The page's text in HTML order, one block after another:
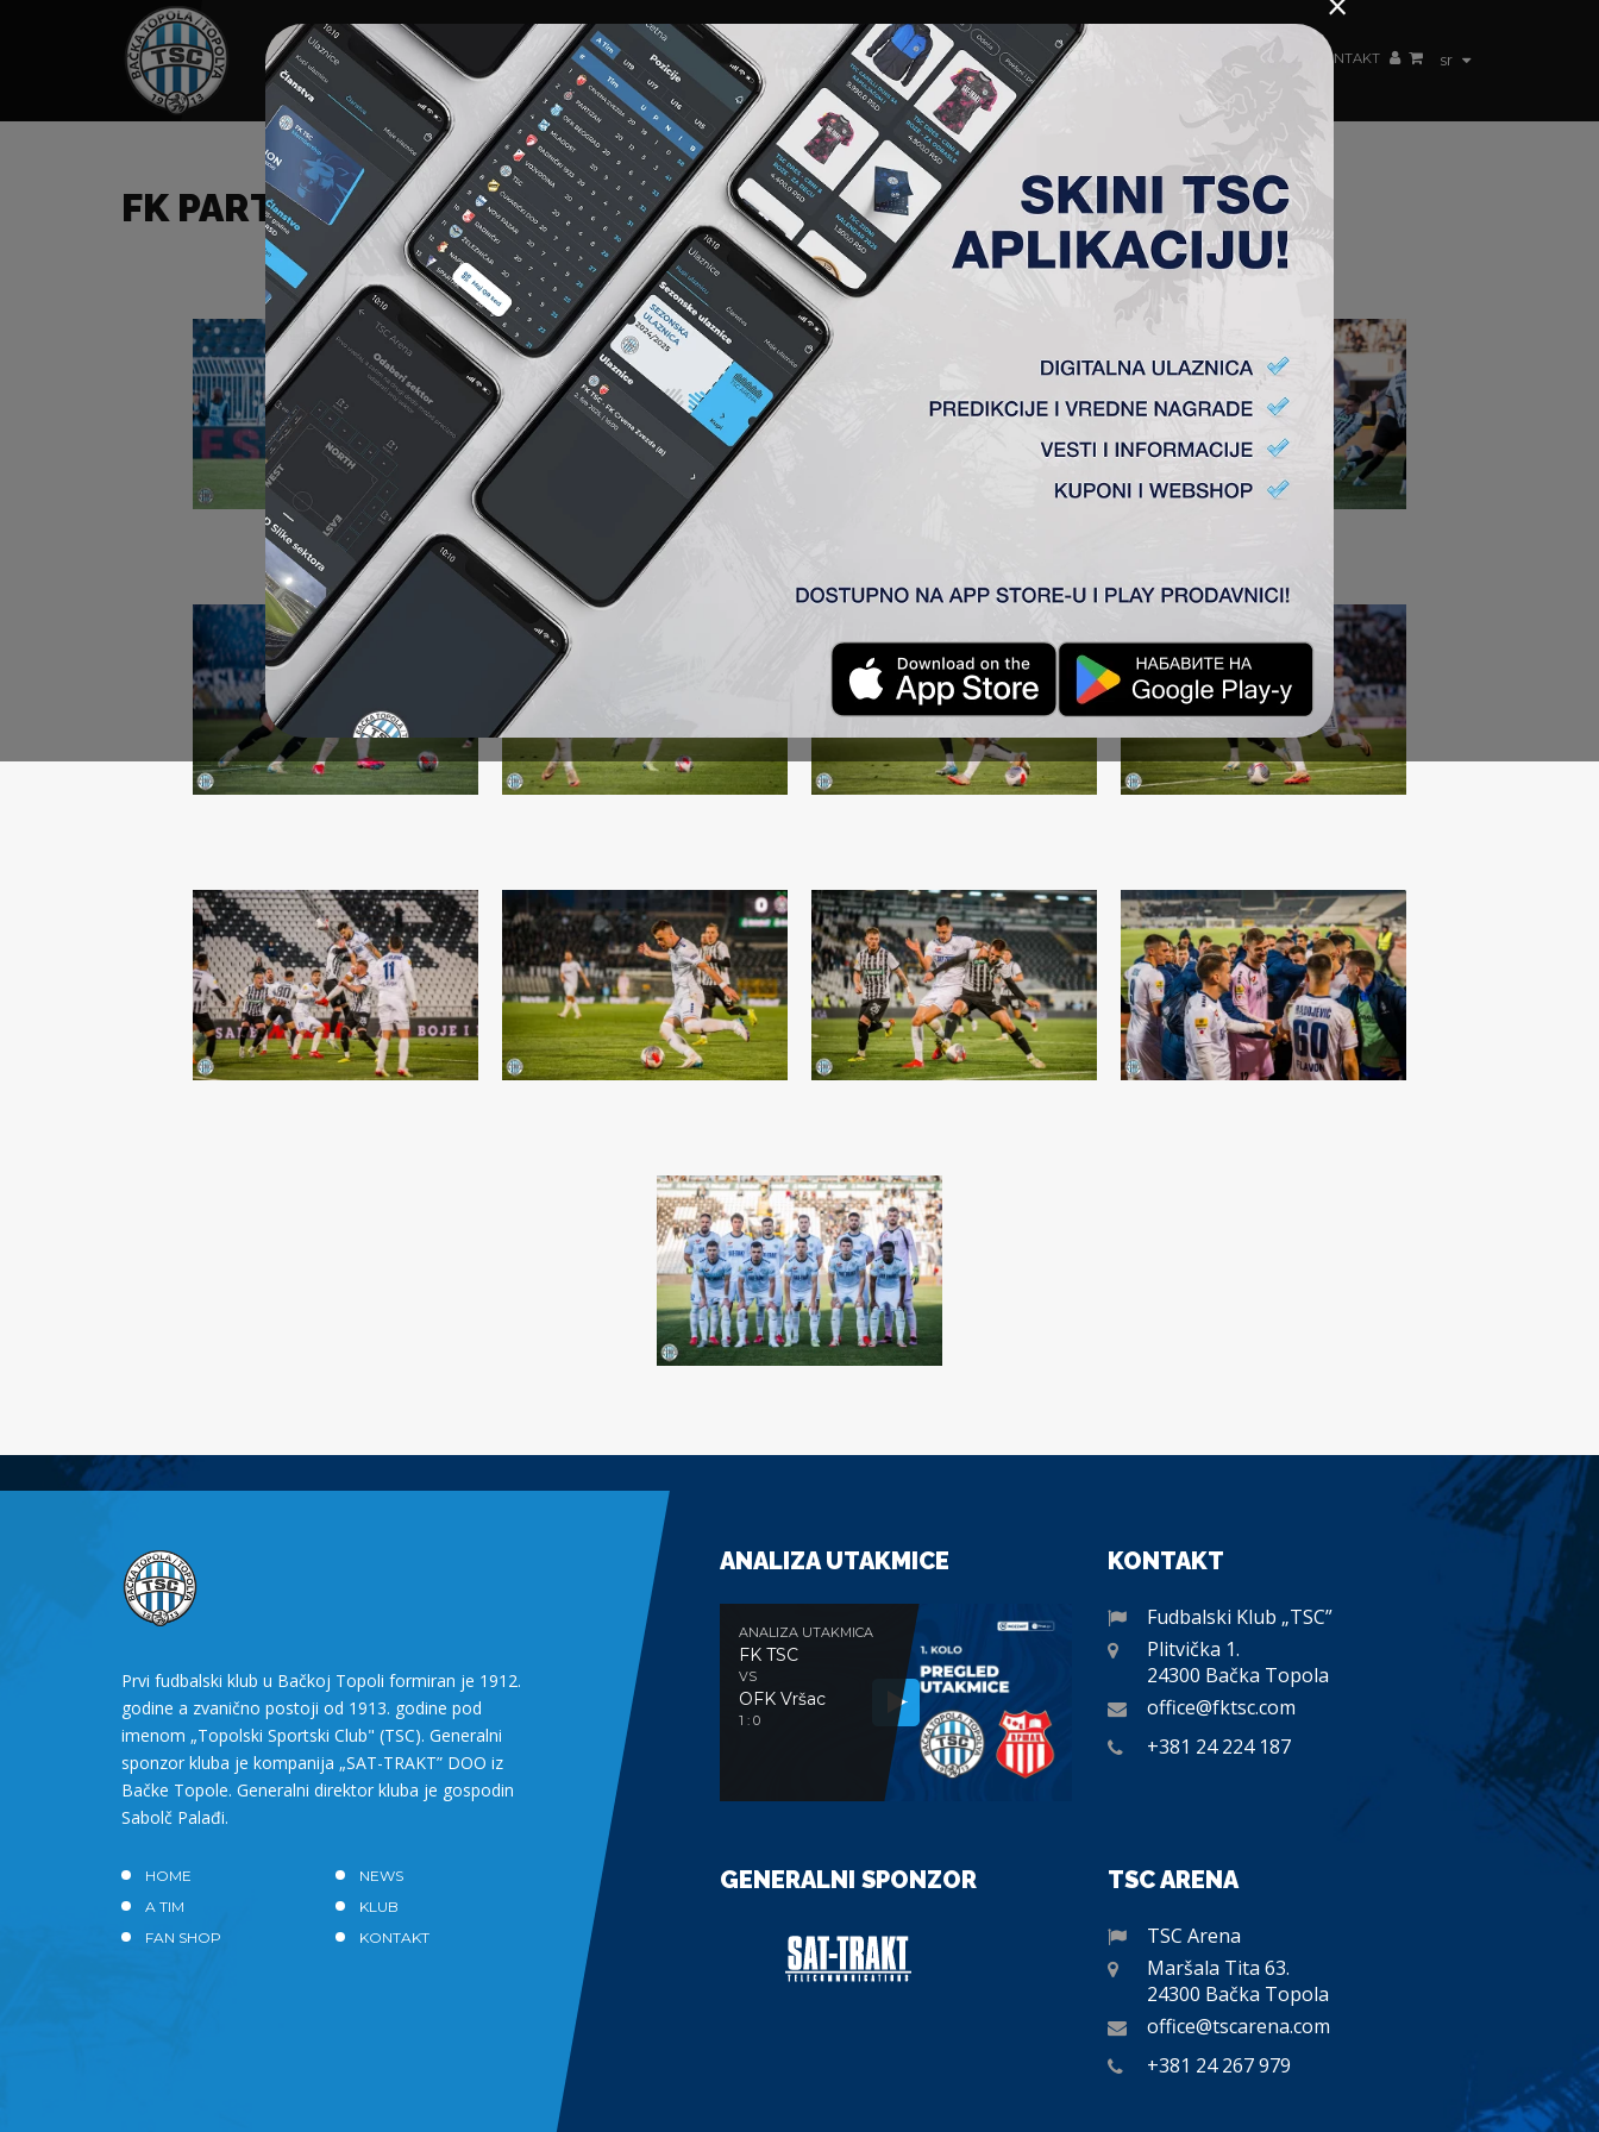
sr
HOME SPONZORI NEWS GALERIJE A TIM ČLANSTVO AKREDITACIJE KLUB AKADEMIJA ŽENSKI TIM KONTAKT
FK PARTIZAN (B) – FK TSC
Prvi fudbalski klub u Bačkoj Topoli formiran je 1912.
godine a zvanično postoji od 1913. godine pod
imenom „Topolski Sportski Club" (TSC). Generalni
sponzor kluba je kompanija „SAT-TRAKT” DOO iz
Bačke Topole. Generalni direktor kluba je gospodin
Sabolč Palađi.
HOME
NEWS
A TIM
KLUB
FAN SHOP
KONTAKT
ANALIZA UTAKMICE
ANALIZA UTAKMICA
FK TSC
VS
OFK Vršac
1 : 0
KONTAKT
Fudbalski Klub „TSC”
Plitvička 1.
24300 Bačka Topola
office@fktsc.com
+381 24 224 187
GENERALNI SPONZOR TSC ARENA
TSC Arena
Maršala Tita 63.
24300 Bačka Topola
office@tscarena.com
+381 24 267 979